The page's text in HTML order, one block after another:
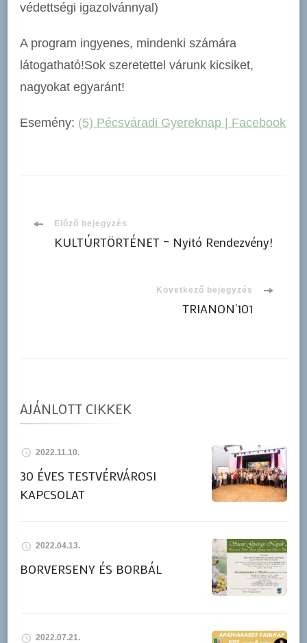
védettségi igazolvánnyal)
A program ingyenes, mindenki számára
látogatható!Sok szeretettel várunk kicsiket,
nagyokat egyaránt!
Esemény: (5) Pécsváradi Gyereknap | Facebook
Bejegyzések
Előző bejegyzés
KULTÚRTÖRTÉNET – Nyitó Rendezvény!
Következő bejegyzés
TRIANON’101
AJÁNLOTT CIKKEK
2022.11.10.
30 ÉVES TESTVÉRVÁROSI
KAPCSOLAT
2022.04.13.
BORVERSENY ÉS BORBÁL
2022.07.21.